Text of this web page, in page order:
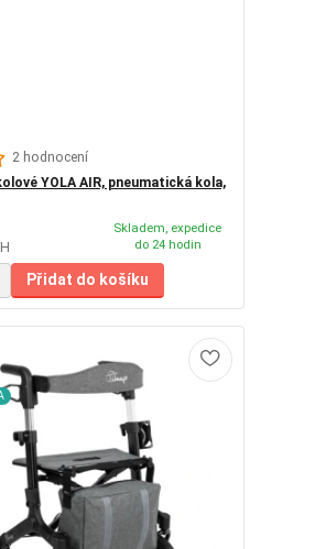
2 hodnocení
YOLA AIR, pneumatická kola,
Skladem, expedice
do 24 hodin
Přidat do košíku